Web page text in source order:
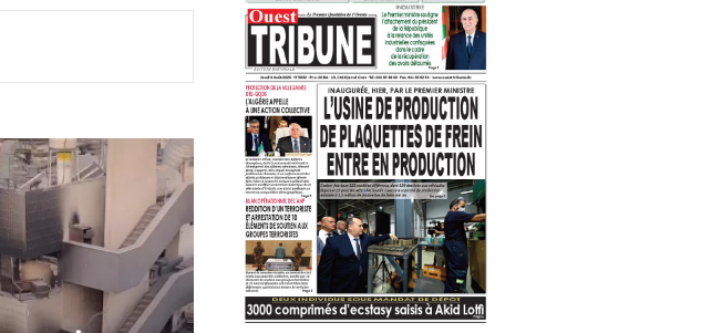
Evênement
29 décembre 2025